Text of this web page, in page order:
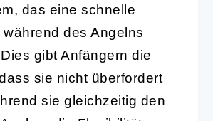
das eine schnelle
des Angelns
gibt Anfängern die
sie nicht überfordert
sie gleichzeitig den